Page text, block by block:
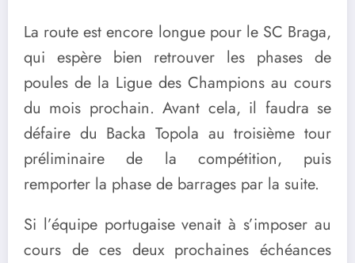
La route est encore longue pour le SC Braga,
qui espère bien retrouver les phases de
poules de la Ligue des Champions au cours
du mois prochain. Avant cela, il faudra se
défaire du Backa Topola au troisième tour
préliminaire de la compétition, puis
remporter la phase de barrages par la suite.
Si l’équipe portugaise venait à s’imposer au
cours de ces deux prochaines échéances